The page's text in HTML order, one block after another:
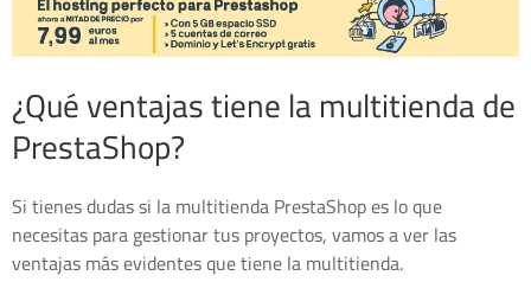
¿Qué ventajas tiene la multitienda de
PrestaShop?
Si tienes dudas si la multitienda PrestaShop es lo que
necesitas para gestionar tus proyectos, vamos a ver las
ventajas más evidentes que tiene la multitienda.